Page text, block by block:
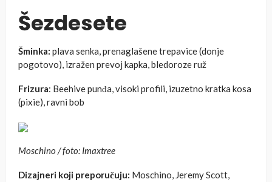
Šezdesete
Šminka: plava senka, prenaglašene trepavice (donje
pogotovo), izražen prevoj kapka, bledoroze ruž
Frizura: Beehive punđa, visoki profili, izuzetno kratka kosa
(pixie), ravni bob
Moschino / foto: Imaxtree
Dizajneri koji preporučuju: Moschino, Jeremy Scott,